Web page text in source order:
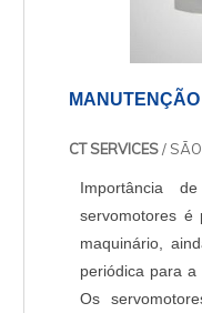
CT SERVICES/
Importância
servomotores é
maquinário,
periódica para a
Os